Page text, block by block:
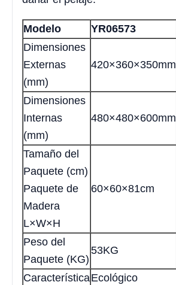
Modelo YR06573
Dimensiones
Externas
(mm)
420×360×350mm
Dimensiones
Internas
(mm)
480×480×600mm
Tamaño del
Paquete (cm)
Paquete de
Madera
L×W×H
60×60×81cm
Peso del
Paquete (KG)
53KG
CaracterísticaEcológico